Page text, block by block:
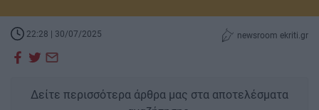
22:28 | 30/07/2025 newsroom ekriti.gr
Δείτε περισσότερα άρθρα μας στα αποτελέσματα